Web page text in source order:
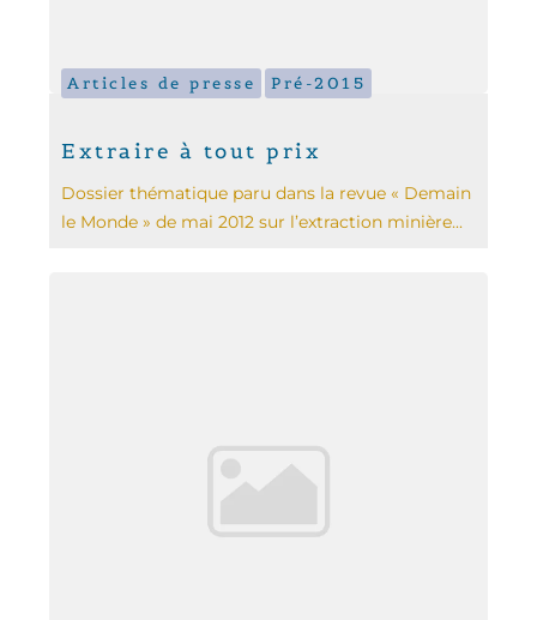
Articles de presse Pré-2015
Extraire à tout prix
Dossier thématique paru dans la revue « Demain
le Monde » de mai 2012 sur l’extraction minière...